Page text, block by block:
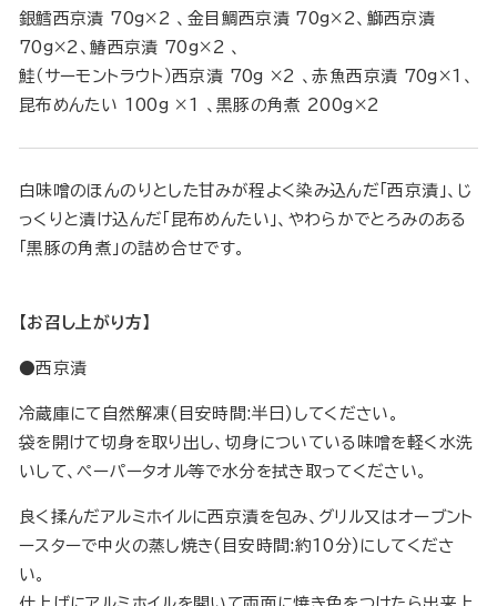
銀鱈西京漬 70g×2 、金目鯛西京漬 70g×2、鰤西京漬
70g×2、鰆西京漬 70g×2 、
鮭（サーモントラウト）西京漬 70g ×2 、赤魚西京漬 70g×1、
昆布めんたい 100g ×1 、黒豚の角煮 200g×2
白味噌のほんのりとした甘みが程よく染み込んだ「西京漬」、じ
っくりと漬け込んだ「昆布めんたい」、やわらかでとろみのある
「黒豚の角煮」の詰め合せです。
【お召し上がり方】
●西京漬
冷蔵庫にて自然解凍(目安時間:半日)してください。
袋を開けて切身を取り出し、切身についている味噌を軽く水洗
いして、ペーパータオル等で水分を拭き取ってください。
良く揉んだアルミホイルに西京漬を包み、グリル又はオーブント
ースターで中火の蒸し焼き(目安時間:約10分)にしてくださ
い。